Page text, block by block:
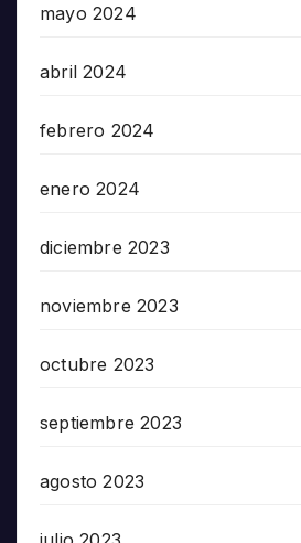
mayo 2024
abril 2024
febrero 2024
enero 2024
diciembre 2023
noviembre 2023
octubre 2023
septiembre 2023
agosto 2023